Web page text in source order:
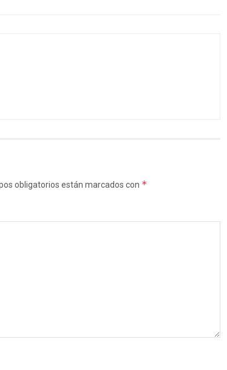
obligatorios están marcados con *